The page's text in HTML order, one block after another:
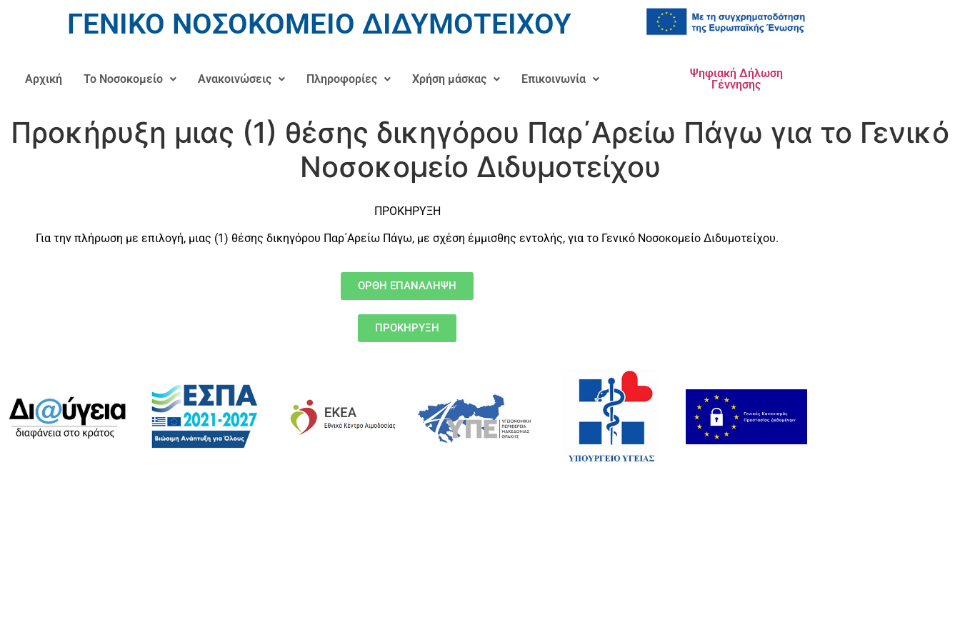
ΓΕΝΙΚΟ ΝΟΣΟΚΟΜΕΙΟ ΔΙΔΥΜΟΤΕΙΧΟΥ
Αρχική Το Νοσοκομείο Ανακοινώσεις Πληροφορίες Χρήση μάσκας Επικοινωνία
Ψηφιακή Δήλωση
Γέννησης
Προκήρυξη μιας (1) θέσης δικηγόρου Παρ΄Αρείω Πάγω για το Γενικό
Νοσοκομείο Διδυμοτείχου
ΠΡΟΚΗΡΥΞΗ
Για την πλήρωση με επιλογή, μιας (1) θέσης δικηγόρου Παρ΄Αρείω Πάγω, με σχέση έμμισθης εντολής, για το Γενικό Νοσοκομείο Διδυμοτείχου.
ΟΡΘΗ ΕΠΑΝΑΛΗΨΗ
ΠΡΟΚΗΡΥΞΗ